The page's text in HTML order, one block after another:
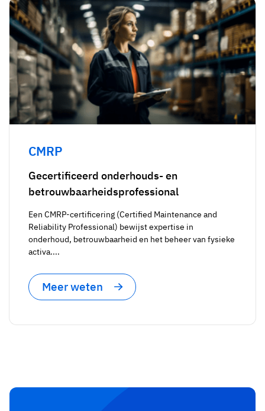
CMRP
Gecertificeerd onderhouds- en
betrouwbaarheidsprofessional
Een CMRP-certificering (Certified Maintenance and
Reliability Professional) bewijst expertise in
onderhoud, betrouwbaarheid en het beheer van fysieke
activa....
Meer weten